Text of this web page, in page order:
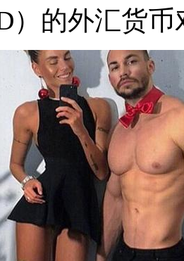
）的外汇货